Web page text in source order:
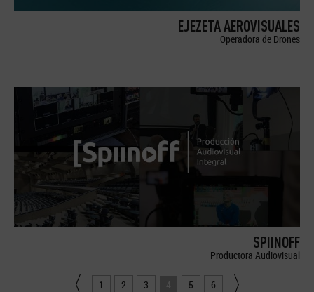
EJEZETA AEROVISUALES
Operadora de Drones
SPIINOFF
Productora Audiovisual
1 2 3 4 5 6